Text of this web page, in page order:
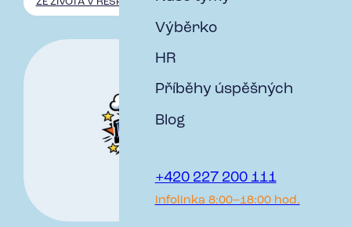
Výběrko
HR
Příběhy úspěšných
Blog
+420 227 200 111
Infolinka 8:00–18:00 hod.
ZE ŽIVOTA V RESPECT